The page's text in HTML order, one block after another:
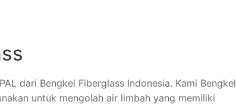
dari Bengkel Fiberglass Indonesia. Kami Bengkel
untuk mengolah air limbah yang memiliki